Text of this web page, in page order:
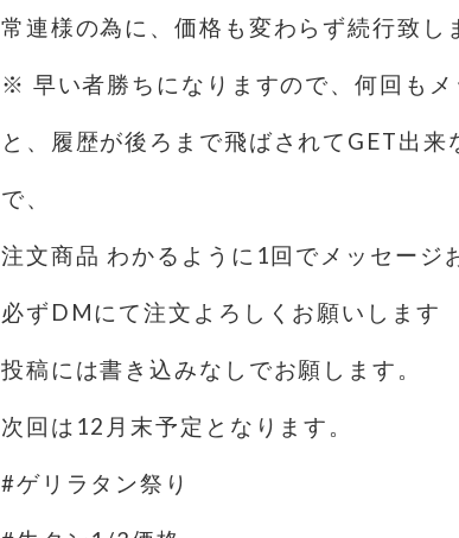
常連様の為に、価格も変わらず続行致し
※ 早い者勝ちになりますので、何回もメ
と、履歴が後ろまで飛ばされてGET出来
で、
注文商品 わかるように1回でメッセージ
必ずDMにて注文よろしくお願いします
投稿には書き込みなしでお願します。
次回は12月末予定となります。
#ゲリラタン祭り